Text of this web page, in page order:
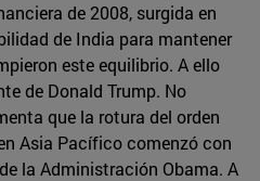
de 2008, surgida en
de India para mantener
este equilibrio. A ello
de Donald Trump. No
que la rotura del orden
Asia Pacífico comenzó con
de la Administración Obama. A